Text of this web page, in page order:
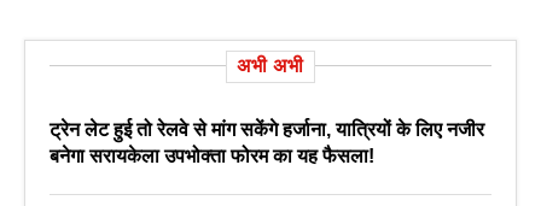
अभी अभी
ट्रेन लेट हुई तो रेलवे से मांग सकेंगे हर्जाना, यात्रियों के लिए नजीर
बनेगा सरायकेला उपभोक्ता फोरम का यह फैसला!